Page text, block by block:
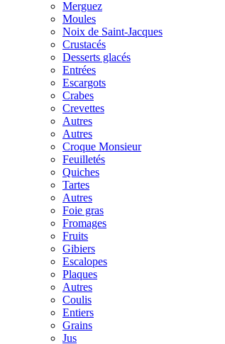
Merguez
Moules
Noix de Saint-Jacques
Crustacés
Desserts glacés
Entrées
Escargots
Crabes
Crevettes
Autres
Autres
Croque Monsieur
Feuilletés
Quiches
Tartes
Autres
Foie gras
Fromages
Fruits
Gibiers
Escalopes
Plaques
Autres
Coulis
Entiers
Grains
Jus